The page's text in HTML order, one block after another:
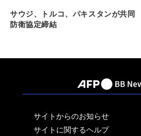
サウジ、トルコ、パキスタンが共同
防衛協定締結
サイトからのお知らせ
サイトに関するヘルプ